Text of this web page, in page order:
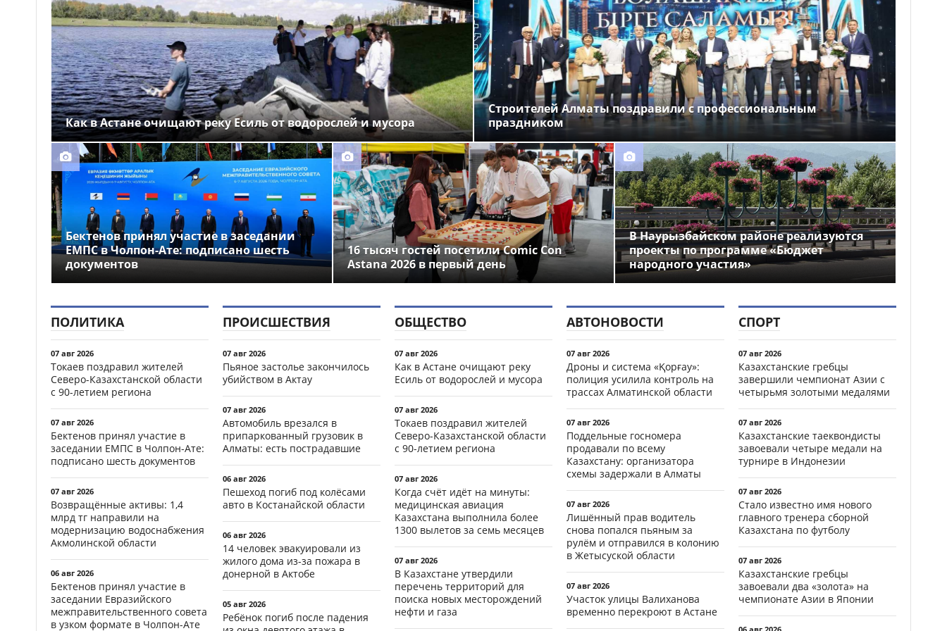
12:01
Выборы депутатов
Курултая: как узнать свой
избирательный участок
11:41
Служебная собака
помогла полицейским найти
пропавшую 18-летнюю
девушку в Караганде
Как в Астане очищают реку Есиль от водорослей и мусора
Строителей Алматы поздравили с профессиональным
праздником
Бектенов принял участие в заседании
ЕМПС в Чолпон-Ате: подписано шесть
документов
16 тысяч гостей посетили Comic Con
Astana 2026 в первый день
В Наурызбайском районе реализуются
проекты по программе «Бюджет
народного участия»
ПОЛИТИКА
07 авг 2026
Токаев поздравил жителей
Северо-Казахстанской области
с 90-летием региона
07 авг 2026
Бектенов принял участие в
заседании ЕМПС в Чолпон-Ате:
подписано шесть документов
07 авг 2026
Возвращённые активы: 1,4
млрд тг направили на
модернизацию водоснабжения
Акмолинской области
06 авг 2026
Бектенов принял участие в
заседании Евразийского
межправительственного совета
в узком формате в Чолпон-Ате
ПРОИСШЕСТВИЯ
07 авг 2026
Пьяное застолье закончилось
убийством в Актау
07 авг 2026
Автомобиль врезался в
припаркованный грузовик в
Алматы: есть пострадавшие
06 авг 2026
Пешеход погиб под колёсами
авто в Костанайской области
06 авг 2026
14 человек эвакуировали из
жилого дома из-за пожара в
донерной в Актобе
05 авг 2026
Ребёнок погиб после падения
ОБЩЕСТВО
07 авг 2026
Как в Астане очищают реку
Есиль от водорослей и мусора
07 авг 2026
Токаев поздравил жителей
Северо-Казахстанской области
с 90-летием региона
07 авг 2026
Когда счёт идёт на минуты:
медицинская авиация
Казахстана выполнила более
1300 вылетов за семь месяцев
07 авг 2026
В Казахстане утвердили
перечень территорий для
поиска новых месторождений
нефти и газа
АВТОНОВОСТИ
07 авг 2026
Дроны и система «Қорғау»:
полиция усилила контроль на
трассах Алматинской области
07 авг 2026
Поддельные госномера
продавали по всему
Казахстану: организатора
схемы задержали в Алматы
07 авг 2026
Лишённый прав водитель
снова попался пьяным за
рулём и отправился в колонию
в Жетысуской области
07 авг 2026
Участок улицы Валиханова
временно перекроют в Астане
СПОРТ
07 авг 2026
Казахстанские гребцы
завершили чемпионат Азии с
четырьмя золотыми медалями
07 авг 2026
Казахстанские таеквондисты
завоевали четыре медали на
турнире в Индонезии
07 авг 2026
Стало известно имя нового
главного тренера сборной
Казахстана по футболу
07 авг 2026
Казахстанские гребцы
завоевали два «золота» на
чемпионате Азии в Японии